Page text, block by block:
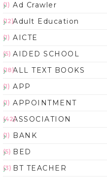
Ad Crawler
(1)
Adult Education
(12)
AICTE
(1)
AIDED SCHOOL
(5)
ALL TEXT BOOKS
(18)
APP
(1)
APPOINTMENT
(1)
ASSOCIATION
(42)
BANK
(1)
BED
(5)
BT TEACHER
(3)